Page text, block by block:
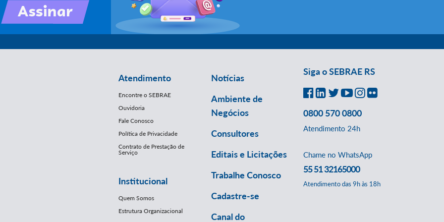
Atendimento
Encontre o SEBRAE
Ouvidoria
Fale Conosco
Política de Privacidade
Contrato de Prestação de
Serviço
Institucional
Quem Somos
Estrutura Organizacional
Notícias
Ambiente de
Negócios
Consultores
Editais e Licitações
Trabalhe Conosco
Cadastre-se
Canal do
Siga o SEBRAE RS
0800 570 0800
Atendimento 24h
Chame no WhatsApp
55 51 32165000
Atendimento das 9h às 18h